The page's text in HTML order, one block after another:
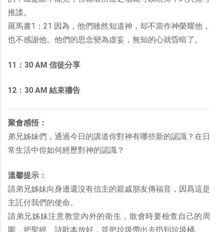
推諉。
羅馬書1：21 因為，他們雖然知道神，却不當作神榮耀他，
也不感謝他。他們的思念變為虚妄，無知的心就昏暗了。
11：30 AM 信徒分享
12：30 AM 結束禱告
聚會感悟：
弟兄姊妹們，通過今日的講道你對神有哪些新的認識？在日
常生活中你如何經歷對神的認識？
溫馨提示：
請弟兄姊妹向身邊還沒有信主的親戚朋友傳福音，因爲這是
主託付我們的使命。
請弟兄姊妹注意教堂內外的衛生，散會時要檢查自己的周
圍，把聖經、詩歌本放好，並把垃圾帶出去扔到垃圾桶。